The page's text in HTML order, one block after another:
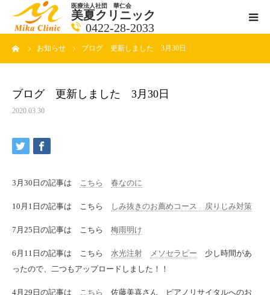
医療法人社団 華仁会
美夏クリニック
0422-28-2033
お知らせ ブログ 更新しました 3月30日
ブログ 更新しました 3月30日
2020.03.30
3月30日の記事は こちら 春なのに
10月1日の記事は こちら しみ抜きのお薦めコース 戻りじみ対策
7月25日の記事は こちら 梅雨明け
6月11日の記事は こちら 水光注射 メソセラピー 少し時間があ
ったので、二つもアップロードしました！！
4月29日の記事は こちら
佐藤美喜さん ピアノリサイタルへのお
医師紹介
アクセス
メールで相談
料金一覧 new